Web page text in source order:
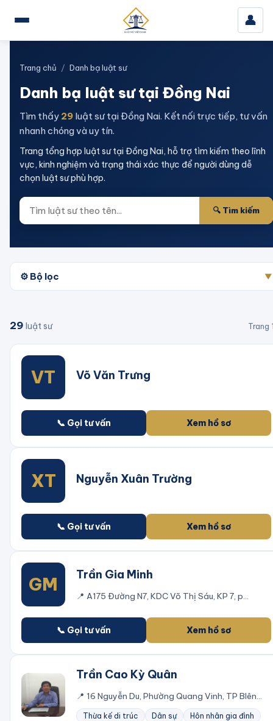
👤
Trang chủ / Danh bạ luật sư
Danh bạ luật sưtại Đồng Nai
Tìm thấy 29 luật sư tại Đồng Nai. Kết nối trực tiếp, tư vấn
nhanh chóng và uy tín.
Trang tổng hợp luật sư tại Đồng Nai, hỗ trợ tìm kiếm theo lĩnh
vực, kinh nghiệm và trạng thái xác thực để người dùng dễ
chọn luật sư phù hợp.
🔍 Tìm kiếm
⚙️ Bộ lọc ▼
29 luật sư Trang
VT Võ Văn Trưng
📞 Gọi tư vấn Xem hồ sơ
XT Nguyễn Xuân Trường
📞 Gọi tư vấn Xem hồ sơ
GM Trần Gia Minh
📍 A175 Đường N7, KDC Võ Thị Sáu, KP 7, p
📞 Gọi tư vấn
Xem hồ sơ
Trần Cao Kỳ Quân
📍 16 Nguyễn Du, Phường Quang Vinh, TP BIên
Hòa, Đồng Nai
Thừa kế di trúc Dân sự Hôn nhân gia đình